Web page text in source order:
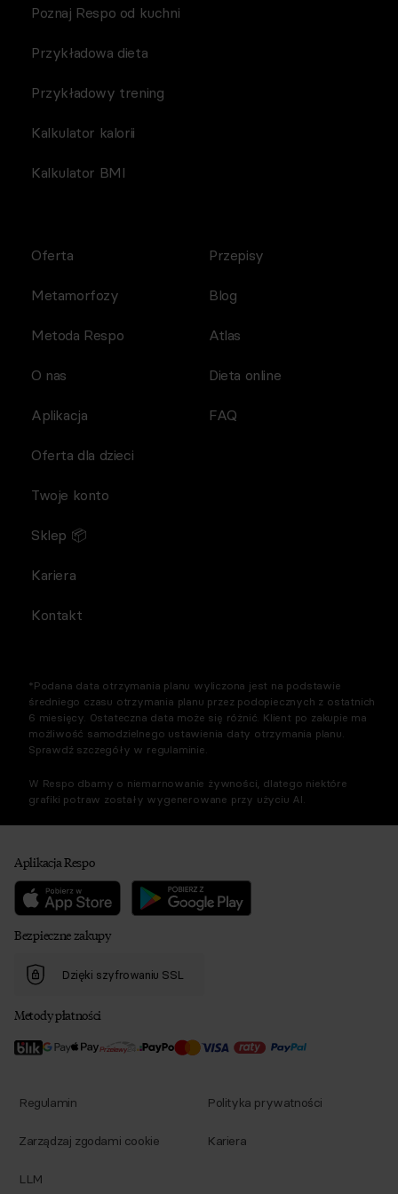
Poznaj Respo od kuchni
Przykładowa dieta
Przykładowy trening
Kalkulator kalorii
Kalkulator BMI
Oferta
Metamorfozy
Metoda Respo
O nas
Aplikacja
Przepisy
Blog
Atlas
Dieta online
FAQ
Oferta dla dzieci
Twoje konto
Sklep 📦
Kariera
Kontakt
*Podana data otrzymania planu wyliczona jest na podstawie
średniego czasu otrzymania planu przez podopiecznych z ostatnich
6 miesięcy. Ostateczna data może się różnić. Klient po zakupie ma
możliwość samodzielnego ustawienia daty otrzymania planu.
Sprawdź szczegóły w regulaminie.
W Respo dbamy o niemarnowanie żywności, dlatego niektóre
grafiki potraw zostały wygenerowane przy użyciu AI.
Aplikacja Respo
Bezpieczne zakupy
Dzięki szyfrowaniu SSL
Metody płatności
Regulamin Polityka prywatności
Zarządzaj zgodami cookie Kariera
LLM